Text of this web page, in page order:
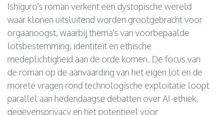
Ishiguro's roman verkent een dystopische wereld
waar klonen uitsluitend worden grootgebracht voor
orgaanoogst, waarbij thema's van voorbepaalde
lotsbestemming, identiteit en ethische
medeplichtigheid aan de orde komen. De focus van
de roman op de aanvaarding van het eigen lot en de
morele vragen rond technologische exploitatie loopt
parallel aan hedendaagse debatten over AI-ethiek,
gegevensprivacy en het potentieel voor